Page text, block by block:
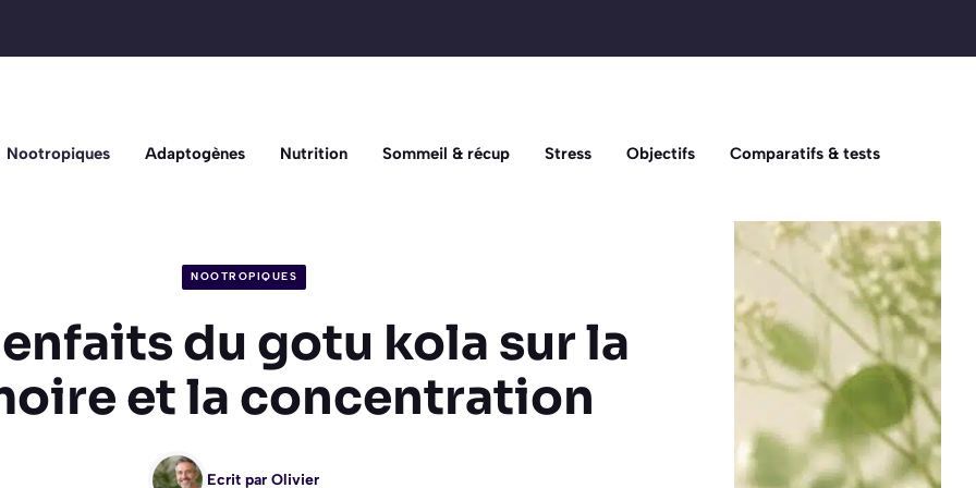
Nootropiques Adaptogènes Nutrition Sommeil & récup Stress Objectifs Comparatifs & tests
NOOTROPIQUES
du gotu kola sur la
et la concentration
Ecrit par Olivier